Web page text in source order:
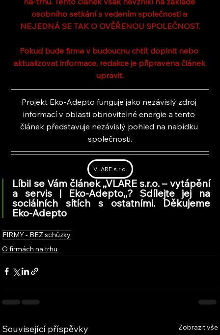
osobního setkání s vedením společnosti a
NEJEDNÁ SE TAK O OVĚŘENOU SPOLEČNOST.
Pokud bude firma v budoucnu chtít doplnit nebo
aktualizovat informace, redakce je připravena článek
upravit.
Projekt Eko-Adepto funguje jako nezávislý zdroj
informací v oblasti obnovitelné energie a tento
článek představuje nezávislý pohled na nabídku
společnosti.
VLARE s.r.o.
Líbil se Vám článek ,,VLARE s.r.o. – vytápění
a servis | Eko-Adepto,,? Sdílejte jej na
sociálních sítích s ostatními. Děkujeme
Eko-Adepto
FIRMY - BEZ schůzky
O firmách na trhu
Související příspěvky Zobrazit vše